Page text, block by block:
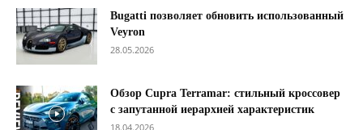
Bugatti позволяет обновить использованный
Veyron
28.05.2026
Обзор Cupra Terramar: стильный кроссовер
с запутанной иерархией характеристик
18.04.2026